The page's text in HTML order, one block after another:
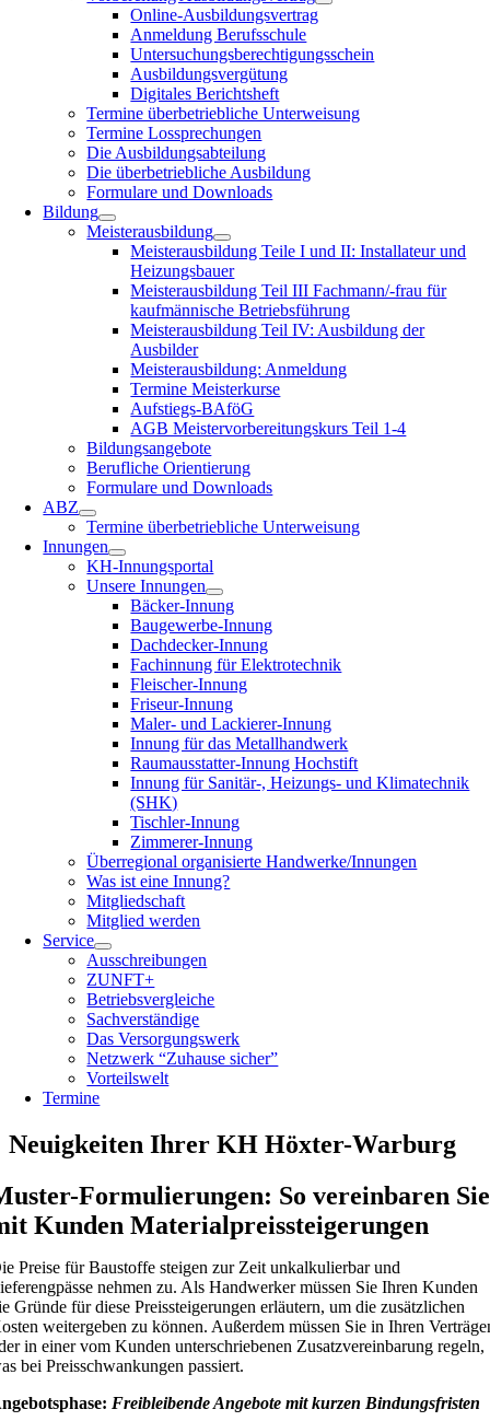
Online-Ausbildungsvertrag
Anmeldung Berufsschule
Untersuchungsberechtigungsschein
Ausbildungsvergütung
Digitales Berichtsheft
Termine überbetriebliche Unterweisung
Termine Lossprechungen
Die Ausbildungsabteilung
Die überbetriebliche Ausbildung
Formulare und Downloads
Bildung
Meisterausbildung
Meisterausbildung Teile I und II: Installateur und
Heizungsbauer
Meisterausbildung Teil III Fachmann/-frau für
kaufmännische Betriebsführung
Meisterausbildung Teil IV: Ausbildung der
Ausbilder
Meisterausbildung: Anmeldung
Termine Meisterkurse
Aufstiegs-BAföG
AGB Meistervorbereitungskurs Teil 1-4
Bildungsangebote
Berufliche Orientierung
Formulare und Downloads
ABZ
Termine überbetriebliche Unterweisung
Innungen
KH-Innungsportal
Unsere Innungen
Bäcker-Innung
Baugewerbe-Innung
Dachdecker-Innung
Fachinnung für Elektrotechnik
Fleischer-Innung
Friseur-Innung
Maler- und Lackierer-Innung
Innung für das Metallhandwerk
Raumausstatter-Innung Hochstift
Innung für Sanitär-, Heizungs- und Klimatechnik
(SHK)
Tischler-Innung
Zimmerer-Innung
Überregional organisierte Handwerke/Innungen
Was ist eine Innung?
Mitgliedschaft
Mitglied werden
Service
Ausschreibungen
ZUNFT+
Betriebsvergleiche
Sachverständige
Das Versorgungswerk
Netzwerk “Zuhause sicher”
Vorteilswelt
Termine
Neuigkeiten Ihrer KH Höxter-Warburg
Formulierungen: So vereinbaren Sie
Kunden Materialpreissteigerungen
Preise für Baustoffe steigen zur Zeit unkalkulierbar und
nehmen zu. Als Handwerker müssen Sie Ihren Kunden
Gründe für diese Preissteigerungen erläutern, um die zusätzlichen
weitergeben zu können. Außerdem müssen Sie in Ihren
in einer vom Kunden unterschriebenen Zusatzvereinbarung regeln,
bei Preisschwankungen passiert.
Freibleibende Angebote mit kurzen Bindungsfristen